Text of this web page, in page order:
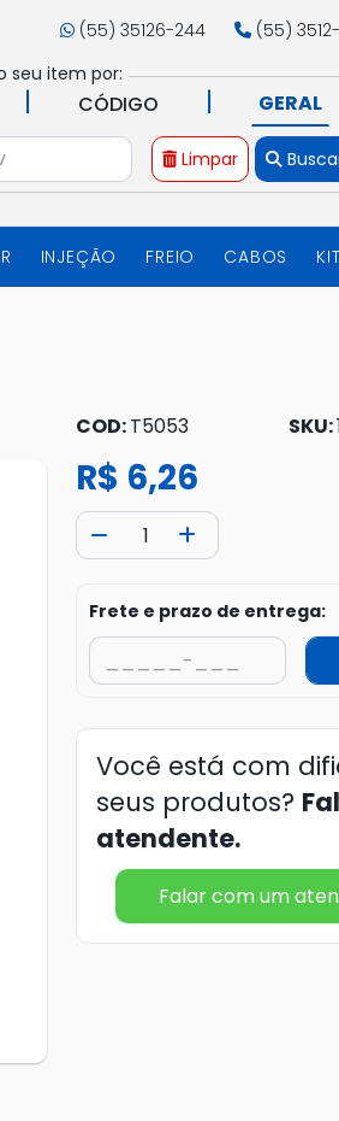
(55) 35126-244 (55)
seu item por:
| CÓDIGO | GERAL
Limpar
INJEÇÃO FREIO CABOS
COD:T5053 SKU:
R$ 6,26
Frete e prazo de entrega:
Você está com
seus produtos?
atendente.
Falar com um